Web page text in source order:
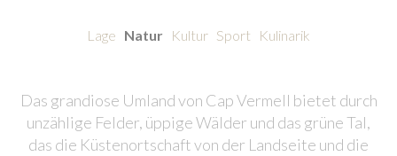
Lage Natur Kultur Sport Kulinarik
Das grandiose Umland von Cap Vermell bietet durch
unzählige Felder, üppige Wälder und das grüne Tal,
das die Küstenortschaft von der Landseite und die